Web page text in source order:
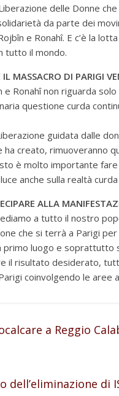
delle Donne
da parte dei
e Ronahî. E c’è la
tutto il mondo.
IL MASSACRO DI PARIGI
e Ronahî non riguarda
questione curda
guidata dalle
ha creato, rimuoveranno
è molto importante fare
anche sulla realtà
ALLA
a tutto il nostro
che si terrà a Parigi
luogo e soprattutto
il risultato desiderato,
coinvolgendo le aree
a Reggio
dell’eliminazione di